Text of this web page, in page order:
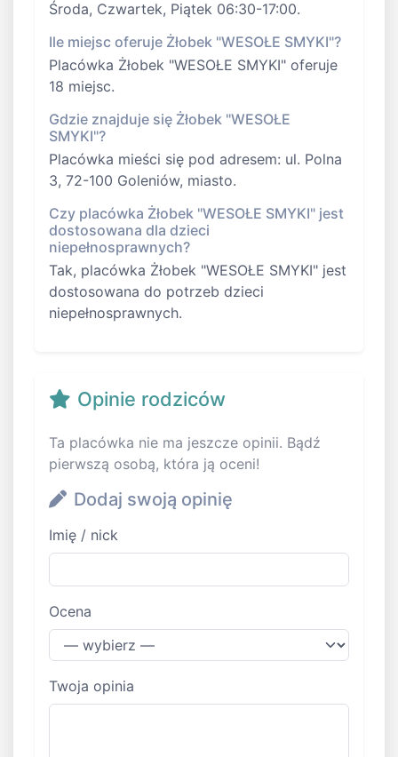
Środa, Czwartek, Piątek 06:30-17:00.
Ile miejsc oferuje Żłobek "WESOŁE SMYKI"?
Placówka Żłobek "WESOŁE SMYKI" oferuje
18 miejsc.
Gdzie znajduje się Żłobek "WESOŁE
SMYKI"?
Placówka mieści się pod adresem: ul. Polna
3, 72-100 Goleniów, miasto.
Czy placówka Żłobek "WESOŁE SMYKI" jest
dostosowana dla dzieci
niepełnosprawnych?
Tak, placówka Żłobek "WESOŁE SMYKI" jest
dostosowana do potrzeb dzieci
niepełnosprawnych.
Opinie rodziców
Ta placówka nie ma jeszcze opinii. Bądź
pierwszą osobą, która ją oceni!
Dodaj swoją opinię
Imię / nick
Ocena
Twoja opinia